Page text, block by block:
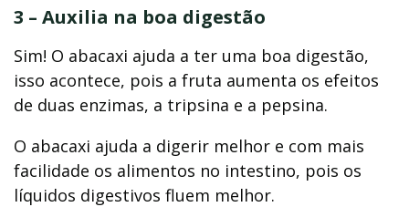
3 – Auxilia na boa digestão
Sim! O abacaxi ajuda a ter uma boa digestão,
isso acontece, pois a fruta aumenta os efeitos
de duas enzimas, a tripsina e a pepsina.
O abacaxi ajuda a digerir melhor e com mais
facilidade os alimentos no intestino, pois os
líquidos digestivos fluem melhor.